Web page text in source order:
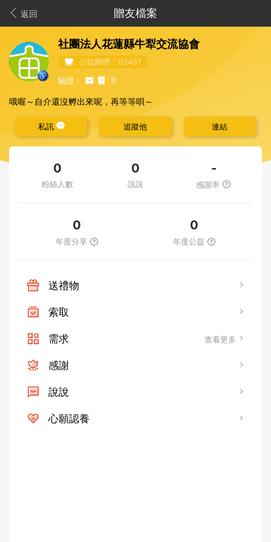
返回 贈友檔案
社團法人花蓮縣牛犁交流協會
公益團體：93497
驗證：
哦喔～自介還沒孵出來呢，再等等唄～
私訊 追蹤他 連結
0
粉絲人數
0
說說
-
感謝率
0
年度分享
0
年度公益
送禮物
索取
需求 查看更多
感謝
說說
心願認養